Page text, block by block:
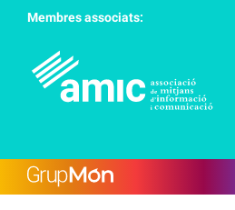
Membres associats: